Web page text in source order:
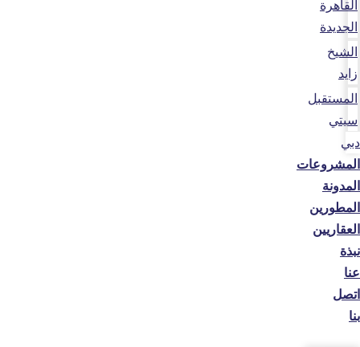
الجديدة
الشيخ
زايد
المستقبل
سيتي
دبي
المشروعات
المدونة
المطورين
العقاريين
نبذة
عنا
اتصل
بنا